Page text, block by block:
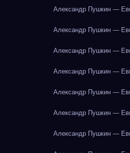
Александр Пушкин —
Александр Пушкин —
Александр Пушкин —
Александр Пушкин —
Александр Пушкин —
Александр Пушкин —
Александр Пушкин —